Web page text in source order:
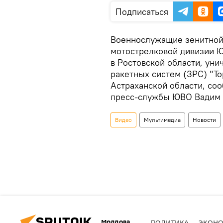
Подписаться
Военнослужащие
мотострелковой дивизии
в Ростовской области,
ракетных систем (ЗРС)
Астраханской области,
пресс-службы ЮВО Вадим
Видео Мультимедиа Новости